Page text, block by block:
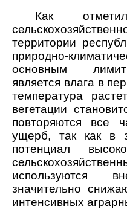
Как
территории
природно-
основным
является влага в
температура
вегетации
повторяются все
ущерб, так как в
потенциал
используются
значительно
интенсивных